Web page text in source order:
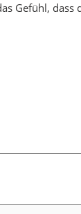
Gefühl, dass